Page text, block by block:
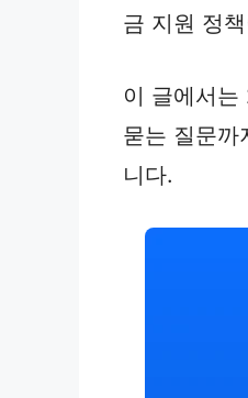
금 지원 정
이 글에서
묻는 질문까
니다.